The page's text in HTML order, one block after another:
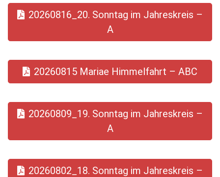
20260816_20. Sonntag im Jahreskreis –
A
20260815 Mariae Himmelfahrt – ABC
20260809_19. Sonntag im Jahreskreis –
A
20260802_18. Sonntag im Jahreskreis –